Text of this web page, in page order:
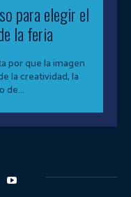
para elegir el
la feria
por que la imagen
la creatividad, la
de...